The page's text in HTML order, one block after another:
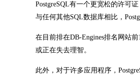
PostgreSQL有一个更宽松的许可
与任何其他SQL数据库相比，
在目前排在DB-Engines排名网站
或正在失去理智。
此外，对于许多应用程序，